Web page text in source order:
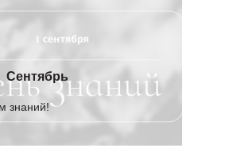
Сентябрь
знаний!